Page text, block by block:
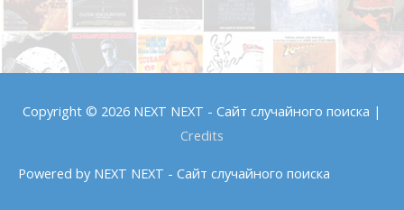
Copyright © 2026 NEXT NEXT - Сайт случайного поиска |
Credits
Powered by NEXT NEXT - Сайт случайного поиска